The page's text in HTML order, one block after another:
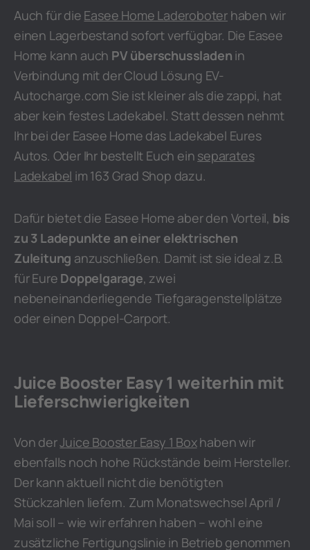
Auch für die Easee Home Laderoboter haben wir
einen Lagerbestand sofort verfügbar. Die Easee
Home kann auch PV überschussladen in
Verbindung mit der Cloud Lösung EV-
Autocharge.com Sie ist kleiner als die zappi, hat
aber kein festes Ladekabel. Statt dessen nehmt
Ihr bei der Easee Home das Ladekabel Eures
Autos. Oder Ihr bestellt Euch ein separates
Ladekabel im 163 Grad Shop dazu.
Dafür bietet die Easee Home aber den Vorteil, bis
zu 3 Ladepunkte an einer elektrischen
Zuleitung anzuschließen. Damit ist sie ideal z.B.
für Eure Doppelgarage, zwei
nebeneinanderliegende Tiefgaragenstellplätze
oder einen Doppel-Carport.
Juice Booster Easy 1 weiterhin mit
Lieferschwierigkeiten
Von derJuice Booster Easy 1 Boxhaben wir
ebenfalls noch hohe Rückstände beim Hersteller.
Der kann aktuell nicht die benötigten
Stückzahlen liefern. Zum Monatswechsel April /
Mai soll – wie wir erfahren haben – wohl eine
zusätzliche Fertigungslinie in Betrieb genommen